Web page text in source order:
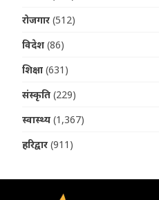
रोजगार (512)
विदेश (86)
शिक्षा (631)
संस्कृति (229)
स्वास्थ्य (1,367)
हरिद्वार (911)